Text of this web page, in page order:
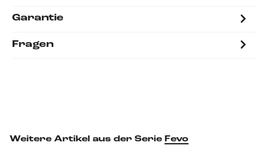
Garantie
Fragen
Weitere Artikel aus der Serie Fevo